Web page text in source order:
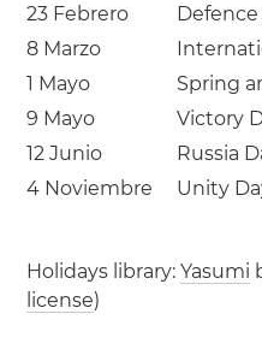
23 Febrero
8 Marzo
1 Mayo
Spring
9 Mayo
Victory
12 Junio
Russia
4 Noviembre
Unity
Holidays library:Yasumi
license)